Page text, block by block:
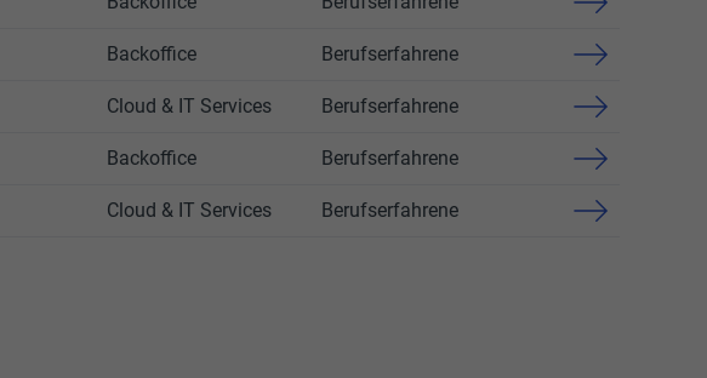
Backoffice Berufserfahrene
Cloud & IT Services Berufserfahrene
Backoffice Berufserfahrene
Cloud & IT Services Berufserfahrene